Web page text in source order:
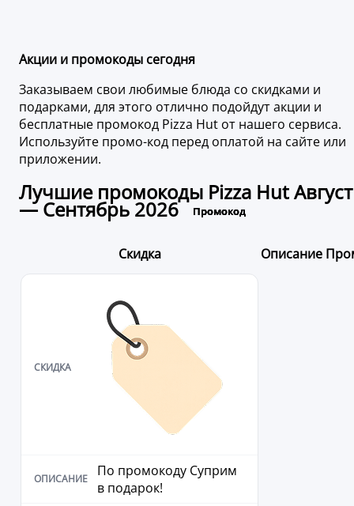
Акции и промокоды сегодня
Заказываем свои любимые блюда со скидками и
подарками, для этого отлично подойдут акции и
бесплатные промокод Pizza Hut от нашего сервиса.
Используйте промо-код перед оплатой на сайте или
приложении.
Лучшие промокоды Pizza Hut Август
— Сентябрь 2026
Скидка Описание
По промокоду Суприм
в подарок!